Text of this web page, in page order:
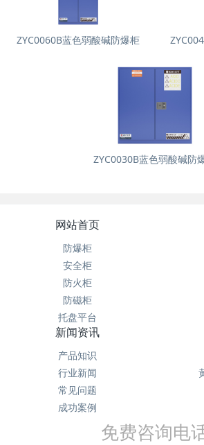
ZYC0060B蓝色弱酸碱防爆柜
ZYC0030B蓝色弱酸碱防
网站首页
防爆柜
安全柜
防火柜
防磁柜
托盘平台
新闻资讯
产品知识
行业新闻
常见问题
成功案例
免费咨询电